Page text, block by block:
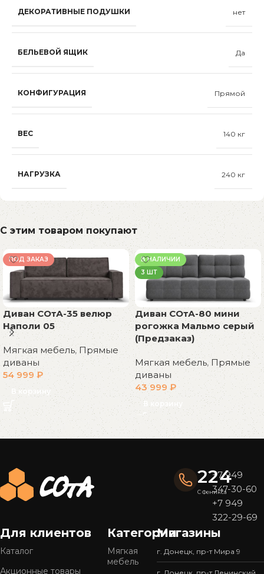
ДЕКОРАТИВНЫЕ ПОДУШКИ нет
БЕЛЬЕВОЙ ЯЩИК Да
КОНФИГУРАЦИЯ Прямой
ВЕС 140 кг
НАГРУЗКА 240 кг
С этим товаром покупают
ПОД ЗАКАЗ
Диван СОтА-35 велюр
Наполи 05
Мягкая мебель, Прямые
диваны
54 999₽
В корзину
В НАЛИЧИИ
3 ШТ
Диван СОтА-80 мини
рогожка Мальмо серый
(Предзаказ)
Мягкая мебель, Прямые
диваны
43 999 ₽
В корзину
Read More
224
С Феникса
+7 949
347-30-60
+7 949
322-29-69
Для клиентов
Каталог
Акционные товары
Категории
Мягкая
мебель
Магазины
г. Донецк, пр-т Мира 9